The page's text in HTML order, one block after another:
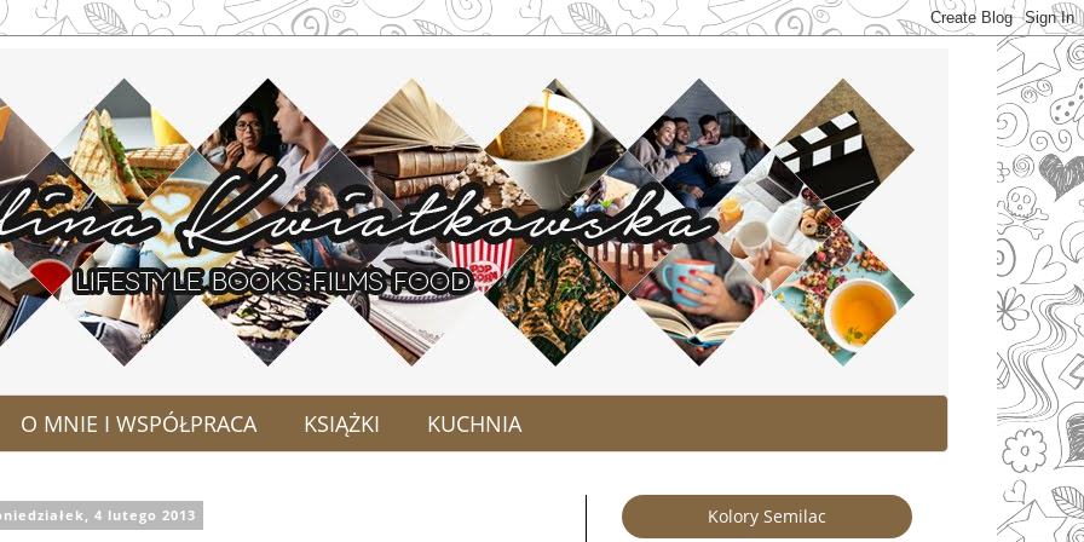
O MNIE I WSPÓŁPRACA KSIĄŻKI KUCHNIA
4 lutego 2013 Kolory Semilac